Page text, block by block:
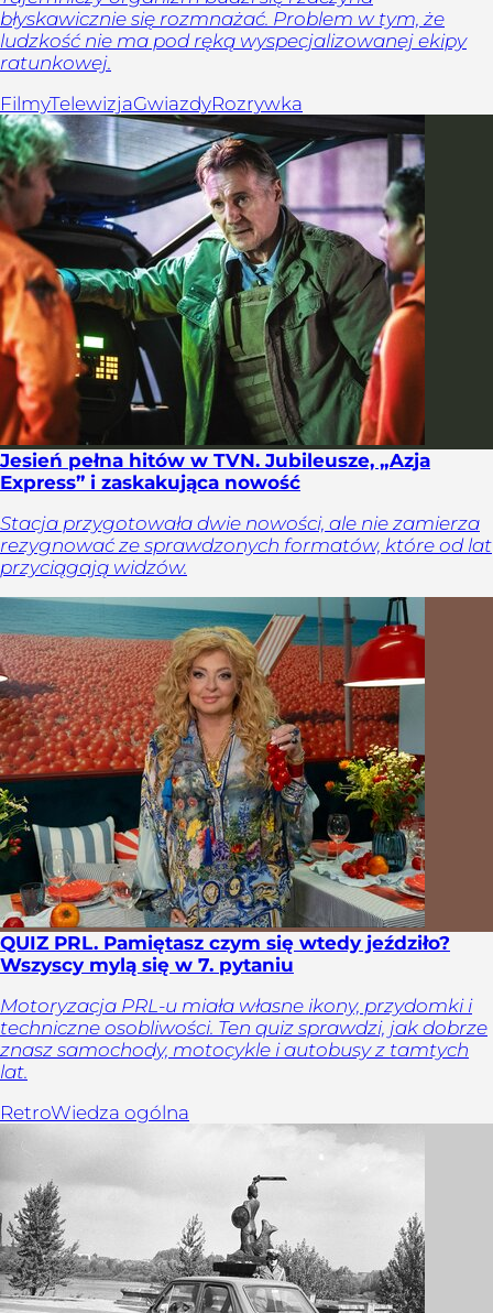
błyskawicznie się rozmnażać. Problem w tym, że
ludzkość nie ma pod ręką wyspecjalizowanej ekipy
ratunkowej.
FilmyTelewizjaGwiazdyRozrywka
Jesień pełna hitów w TVN. Jubileusze, „Azja
Express” i zaskakująca nowość
Stacja przygotowała dwie nowości, ale nie zamierza
rezygnować ze sprawdzonych formatów, które od lat
przyciągają widzów.
QUIZ PRL. Pamiętasz czym się wtedy jeździło?
Wszyscy mylą się w 7. pytaniu
Motoryzacja PRL-u miała własne ikony, przydomki i
techniczne osobliwości. Ten quiz sprawdzi, jak dobrze
znasz samochody, motocykle i autobusy z tamtych
lat.
RetroWiedza ogólna